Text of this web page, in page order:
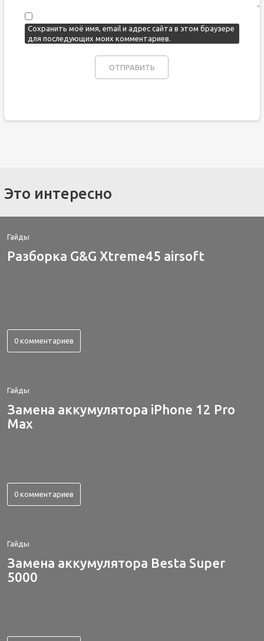
Сохранить моё имя, email и адрес сайта в этом браузере
для последующих моих комментариев.
Это интересно
Гайды
Разборка G&G Xtreme45 airsoft
0 комментариев
Гайды
Замена аккумулятора iPhone 12 Pro
Max
0 комментариев
Гайды
Замена аккумулятора Besta Super
5000